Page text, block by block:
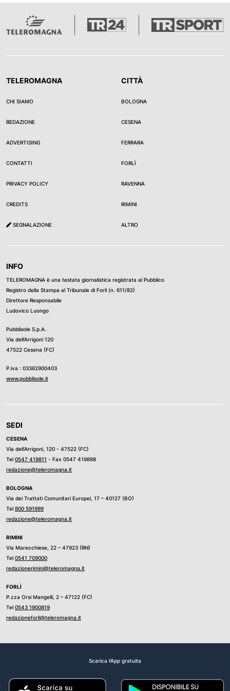
TELEROMAGNA
CHI SIAMO
REDAZIONE
ADVERTISING
CONTATTI
PRIVACY POLICY
CREDITS
SEGNALAZIONE
CITTÀ
BOLOGNA
CESENA
FERRARA
FORLÌ
RAVENNA
RIMINI
ALTRO
INFO
TELEROMAGNA è una testata giornalistica registrata al Pubblico
Registro della Stampa al Tribunale di Forli (n. 611/82)
Direttore Responsabile
Ludovico Luongo
Pubblisole S.p.A.
Via dell’Arrigoni 120
47522 Cesena (FC)
P.iva : 03362900403
www.pubblisole.it
SEDI
CESENA
Via dell’Arrigoni, 120 - 47522 (FC)
Tel 0547 419811 - Fax 0547 419898
redazione@teleromagna.it
BOLOGNA
Via dei Trattati Comunitari Europei, 17 – 40127 (BO)
Tel 800 591999
redazione@teleromagna.it
RIMINI
Via Marecchiese, 22 – 47923 (RN)
Tel 0541 709000
redazionerimini@teleromagna.it
FORLÌ
P.zza Orsi Mangelli, 2 – 47122 (FC)
Tel 0543 1900819
redazioneforli@teleromagna.it
Scarica l'App gratuita